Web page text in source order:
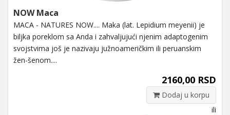
NOW Maca
MACA - NATURES NOW.... Maka (lat. Lepidium meyenii) je
biljka poreklom sa Anda i zahvaljujući njenim adaptogenim
svojstvima još je nazivaju južnoameričkim ili peruanskim
žen-šenom....
2160,00 RSD
Dodaj u korpu
ili